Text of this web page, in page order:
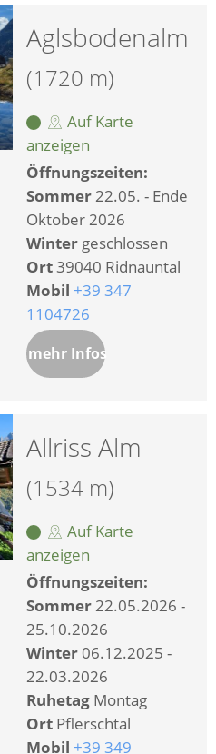
Aglsbodenalm
(1720 m)
Auf Karte
anzeigen
Öffnungszeiten:
Sommer 22.05. - Ende
Oktober 2026
Winter geschlossen
Ort39040 Ridnauntal
Mobil +39 347
1104726
mehr Infos
Allriss Alm
(1534 m)
Auf Karte
anzeigen
Öffnungszeiten:
Sommer 22.05.2026 -
25.10.2026
Winter 06.12.2025 -
22.03.2026
Ruhetag Montag
Ort Pflerschtal
Mobil +39 349